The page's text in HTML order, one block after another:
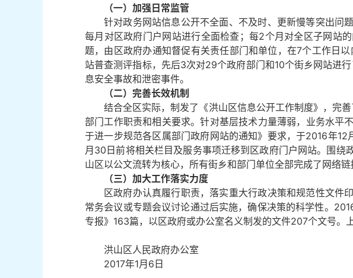
（一）加强日常监管
针对政务网站信息公开不全面、不及时、更新慢等突出问
每月对区政府门户网站进行全面检查；每2个月对全区子网站
题，由区政府办通知督促有关责任部门和单位，在7个工作日
站普查测评指标，先后3次对29个政府部门和10个街乡网站进
息安全事故和泄密事件。
（二）完善长效机制
结合全区实际，制发了《洪山区信息公开工作制度》，完
部门工作职责和相关要求。针对基层技术力量薄弱，业务水平
于进一步规范各区属部门政府网站的通知》要求，于2016年12
月30日前将相关栏目及服务事项迁移到区政府门户网站。围
山区以公文流转为核心，所有街乡和部门单位全部完成了网络
（三）加大工作落实力度
区政府办认真履行职责，落实重大行政决策和规范性文件
常务会议或专题会议讨论通过后实施，确保决策的科学性。
专报》163篇，以区政府或办公室名义制发的文件207个文号。
洪山区人民政府办公室
2017年1月6日